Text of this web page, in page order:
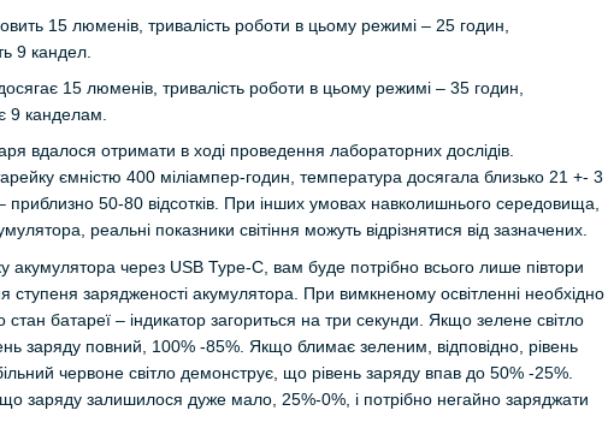
15 люменів, тривалість роботи в цьому режимі – 25 годин,
9 кандел.
15 люменів, тривалість роботи в цьому режимі – 35 годин,
9 канделам.
вдалося отримати в ході проведення лабораторних дослідів.
ємністю 400 міліампер-годин, температура досягала близько 21 +- 3
– приблизно 50-80 відсотків. При інших умовах навколишнього середовища,
реальні показники світіння можуть відрізнятися від зазначених.
акумулятора через USB Type-C, вам буде потрібно всього лише півтори
ступеня зарядженості акумулятора. При вимкненому освітленні необхідно
батареї – індикатор загориться на три секунди. Якщо зелене світло
заряду повний, 100% -85%. Якщо блимає зеленим, відповідно, рівень
червоне світло демонструє, що рівень заряду впав до 50% -25%.
заряду залишилося дуже мало, 25%-0%, і потрібно негайно заряджати